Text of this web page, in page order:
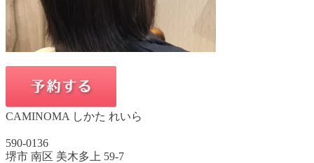
CAMINOMA しかた れいら
590-0136
堺市 南区 美木多上 59-7